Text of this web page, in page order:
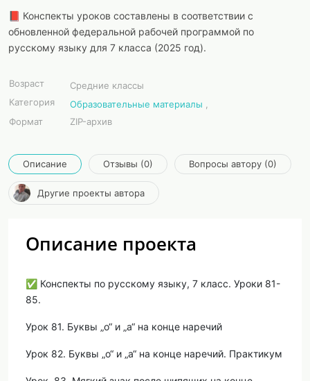
📕 Конспекты уроков составлены в соответствии с
обновленной федеральной рабочей программой по
русскому языку для 7 класса (2025 год).
Возраст
Средние классы
Категория
Образовательные материалы
Формат
ZIP-архив
Описание Отзывы (0) Вопросы автору (0)
Другие проекты автора
Описание проекта
✅ Конспекты по русскому языку, 7 класс. Уроки 81-
85.
Урок 81. Буквы „о“ и „а“ на конце наречий
Урок 82. Буквы „о“ и „а“ на конце наречий. Практикум